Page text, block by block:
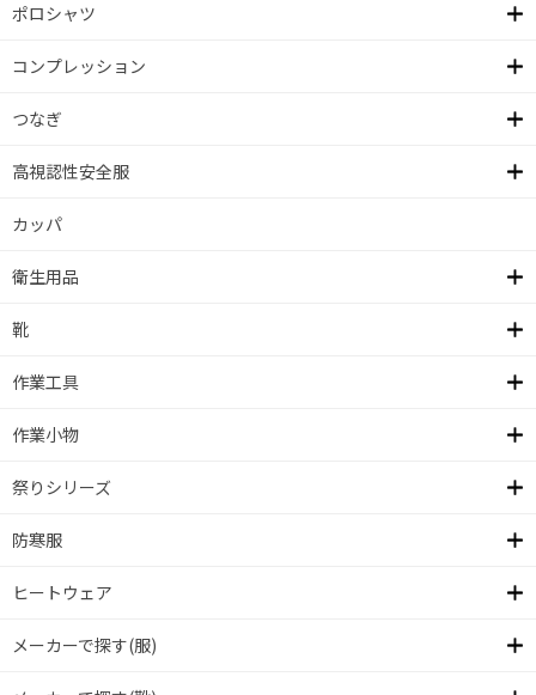
ポロシャツ
コンプレッション
つなぎ
高視認性安全服
カッパ
衛生用品
靴
作業工具
作業小物
祭りシリーズ
防寒服
ヒートウェア
メーカーで探す(服)